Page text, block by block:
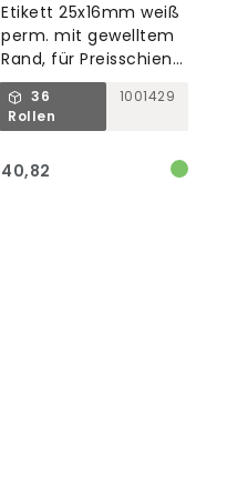
Etikett 25x16mm weiß
perm. mit gewelltem
Rand, für Preisschiene
1001405
36
Rollen
1001429
40,82